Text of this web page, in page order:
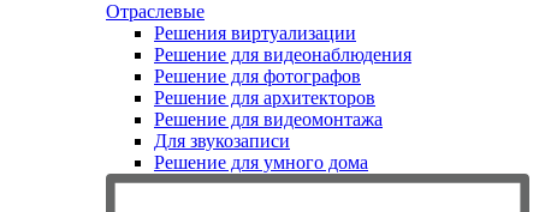
Отраслевые
Решения виртуализации
Решение для видеонаблюдения
Решение для фотографов
Решение для архитекторов
Решение для видеомонтажа
Для звукозаписи
Решение для умного дома